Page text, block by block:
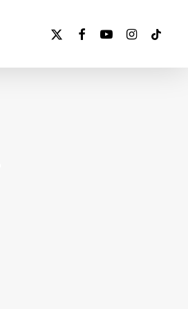
x-
facebookyoutubeinstagram
tiktok